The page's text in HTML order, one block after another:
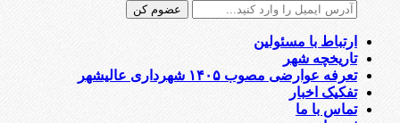
ارتباط با مسئولین
تاریخچه شهر
تعرفه عوارضی مصوب ۱۴۰۵ شهرداری عالیشهر
تفکیک اخبار
تماس با ما